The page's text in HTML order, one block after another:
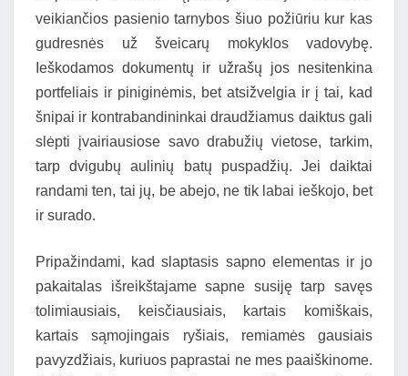
veikiančios pasienio tarnybos šiuo požiūriu kur kas
gudresnės už šveicarų mokyklos vadovybę.
Ieškodamos dokumentų ir užrašų jos nesitenkina
portfeliais ir piniginėmis, bet atsižvelgia ir į tai, kad
šnipai ir kontrabandininkai draudžiamus daiktus gali
slėpti įvairiausiose savo drabužių vietose, tarkim,
tarp dvigubų aulinių batų puspadžių. Jei daiktai
randami ten, tai jų, be abejo, ne tik labai ieškojo, bet
ir surado.
Pripažindami, kad slaptasis sapno elementas ir jo
pakaitalas išreikštajame sapne susiję tarp savęs
tolimiausiais, keisčiausiais, kartais komiškais,
kartais sąmojingais ryšiais, remiamės gausiais
pavyzdžiais, kuriuos paprastai ne mes paaiškinome.